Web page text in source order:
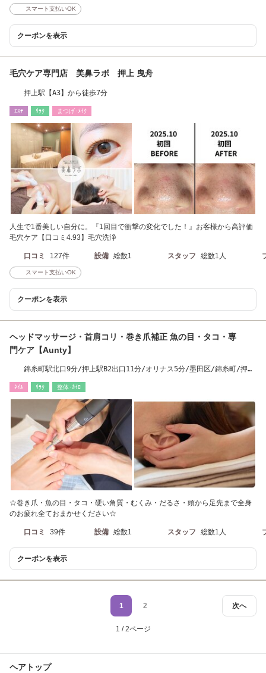
スマート支払いOK
クーポンを表示
毛穴ケア専門店 美鼻ラボ 押上 曳舟
押上駅【A3】から徒歩7分
ｴｽﾃ ﾘﾗｸ まつげ･ﾒｲｸ
人生で1番美しい自分に。『1回目で衝撃の変化でした！』お客様から高評価
毛穴ケア【口コミ4.93】毛穴洗浄
口コミ 127件 設備 総数1 スタッフ 総数1人
スマート支払いOK
クーポンを表示
ヘッドマッサージ・首肩コリ・巻き爪補正 魚の目・タコ・専
門ケア【Aunty】
錦糸町駅北口9分/押上駅B2出口11分/オリナス5分/墨田区/錦糸町/押
ﾈｲﾙ ﾘﾗｸ 整体･ｶｲﾛ
☆巻き爪・魚の目・タコ・硬い角質・むくみ・だるさ・頭から足先まで全身
のお疲れ全ておまかせください☆
口コミ 39件 設備 総数1 スタッフ 総数1人
クーポンを表示
次へ
1 2
1 / 2ページ
ヘアトップ